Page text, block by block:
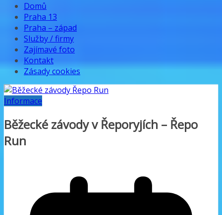
Domů
Praha 13
Praha – západ
Služby / firmy
Zajímavé foto
Kontakt
Zásady cookies
Informace
Běžecké závody v Řeporyjích – Řepo
Run